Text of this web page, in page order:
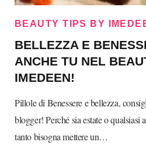
BEAUTY TIPS BY
BELLEZZA E
ANCHE TU NEL
IMEDEEN!
Pillole di Benessere e bellezza,
blogger! Perché sia estate o qualsiasi
tanto bisogna mettere un…